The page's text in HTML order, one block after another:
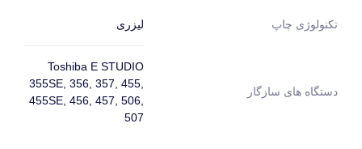
تکنولوژی چاپ لیزری
دستگاه های سازگار
Toshiba E STUDIO
355SE, 356, 357, 455,
455SE, 456, 457, 506,
507